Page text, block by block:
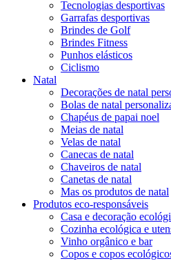
Tecnologias desportivas
Garrafas desportivas
Brindes de Golf
Brindes Fitness
Punhos elásticos
Ciclismo
Natal
Decorações de natal
Bolas de natal
Chapéus de papai noel
Meias de natal
Velas de natal
Canecas de natal
Chaveiros de natal
Canetas de natal
Mas os produtos de natal
Produtos eco-responsáveis
Casa e decoração
Cozinha ecológica e
Vinho orgânico e bar
Copos e copos